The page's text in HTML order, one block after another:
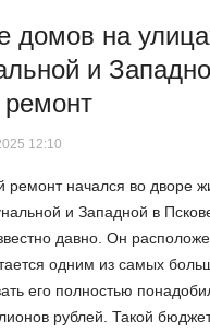
домов на
и
ремонт
12:10
ремонт начался во дворе
и Западной в
давно. Он
одним из самых
его полностью
рублей. Такой